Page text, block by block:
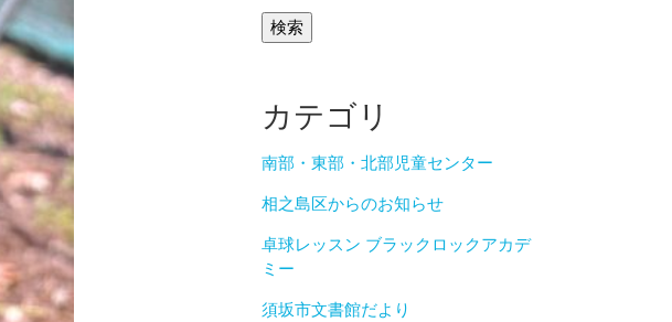
カテゴリ
南部・東部・北部児童センター
相之島区からのお知らせ
卓球レッスン ブラックロックアカデ
ミー
須坂市文書館だより